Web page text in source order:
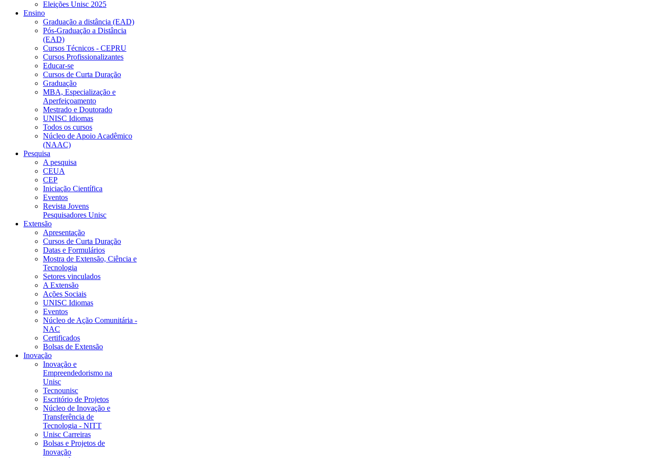
Eleições Unisc 2025
Ensino
Graduação a distância (EAD)
Pós-Graduação a Distância
(EAD)
Cursos Técnicos - CEPRU
Cursos Profissionalizantes
Educar-se
Cursos de Curta Duração
Graduação
MBA, Especialização e
Aperfeiçoamento
Mestrado e Doutorado
UNISC Idiomas
Todos os cursos
Núcleo de Apoio Acadêmico
(NAAC)
Pesquisa
A pesquisa
CEUA
CEP
Iniciação Científica
Eventos
Revista Jovens
Pesquisadores Unisc
Extensão
Apresentação
Cursos de Curta Duração
Datas e Formulários
Mostra de Extensão, Ciência e
Tecnologia
Setores vinculados
A Extensão
Ações Sociais
UNISC Idiomas
Eventos
Núcleo de Ação Comunitária -
NAC
Certificados
Bolsas de Extensão
Inovação
Inovação e
Empreendedorismo na
Unisc
Tecnounisc
Escritório de Projetos
Núcleo de Inovação e
Transferência de
Tecnologia - NITT
Unisc Carreiras
Bolsas e Projetos de
Inovação